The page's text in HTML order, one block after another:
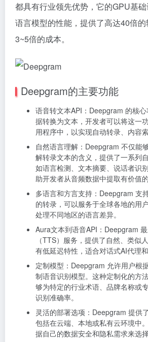
都具有行业领先优势，它的GPU基
语言模型的性能，提供了高达40倍
3~5倍的成本。
Deepgram的主要功能
语音转文本API：Deepgram 的核
据转换为文本，开发者可以将这一
用程序中，以实现自动转录、内容
自然语言理解：Deepgram 不仅能
解转录文本的含义，提供了一系列
如语言检测、文本摘要、说话者识
助开发者从音频数据中提取有价值的
多语言和方言支持：Deepgram 支
的转录，可以服务于全球各地的用
处理不同地区的语言差异。
Aura文本到语音API：Deepgram
（TTS）服务，提供了自然、类似
有低延迟特性，适合对话式AI代理和
定制模型：Deepgram 允许用户根
制语音识别模型。这种定制化的方
够为特定的行业术语、品牌名称或
识别准确率。
灵活的部署选项：Deepgram 提供
包括在云端、本地或私有云环境中
据自己的数据安全和隐私需求来选